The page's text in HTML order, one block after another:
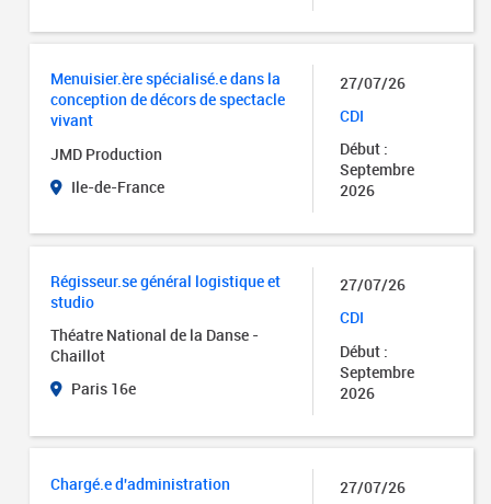
Menuisier.ère spécialisé.e dans la
conception de décors de spectacle
vivant
JMD Production
Ile-de-France
27/07/26
CDI
Début :
Septembre
2026
Régisseur.se général logistique et
studio
Théatre National de la Danse -
Chaillot
Paris 16e
27/07/26
CDI
Début :
Septembre
2026
Chargé.e d'administration
27/07/26